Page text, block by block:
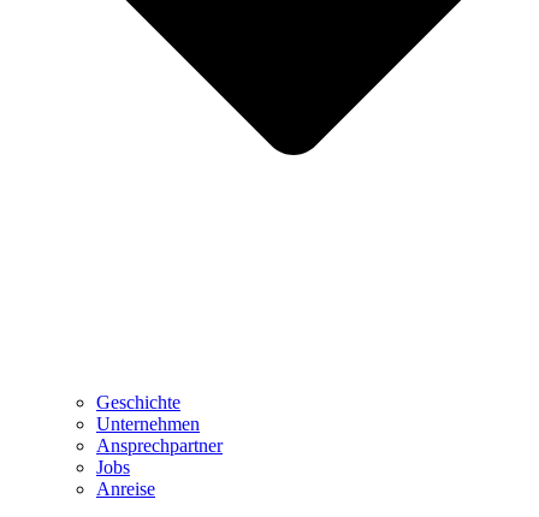
Geschichte
Unternehmen
Ansprechpartner
Jobs
Anreise